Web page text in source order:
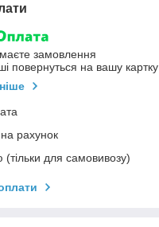
замовлення
повернуться на вашу картку
рахунок
(тільки для самовивозу)